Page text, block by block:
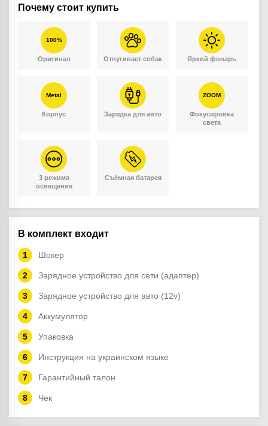
Почему стоит купить
100%
Оригинал Отпугивает собак Яркий фонарь
Metal
Корпус Зарядка для авто
ZOOM
Фокусировка
света
3 режима
освещения
Съёмная батарея
В комплект входит
Шокер
Зарядное устройство для сети (адаптер)
Зарядное устройство для авто (12v)
Аккумулятор
Упаковка
Инструкция на украинском языке
Гарантийный талон
Чек